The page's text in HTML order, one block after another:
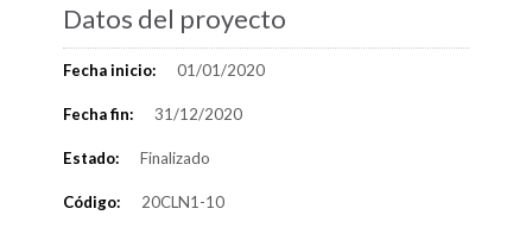
Datos del proyecto
Fecha inicio: 01/01/2020
Fecha fin: 31/12/2020
Estado: Finalizado
Código: 20CLN1-10